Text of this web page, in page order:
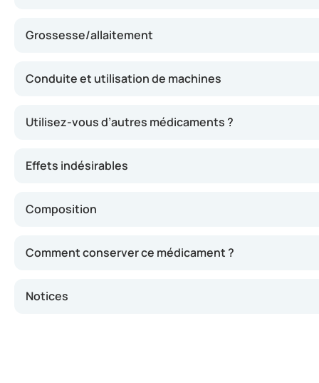
Grossesse/allaitement
Conduite et utilisation de machines
Utilisez-vous d’autres médicaments ?
Effets indésirables
Composition
Comment conserver ce médicament ?
Notices